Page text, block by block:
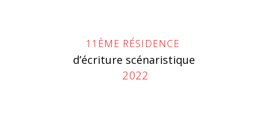
11ÈME RÉSIDENCE
d’écriture scénaristique
2022